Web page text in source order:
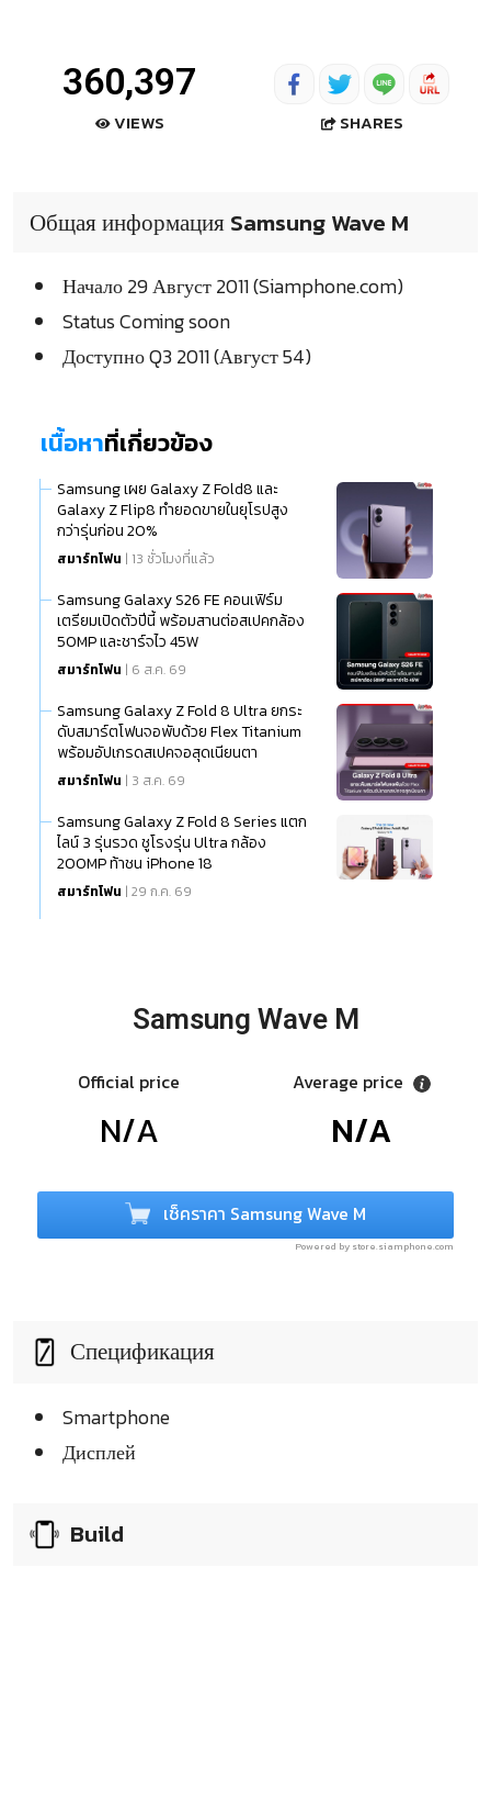
360,397
VIEWS SHARES
Общая информация Samsung Wave M
Начало 29 Август 2011 (Siamphone.com)
Status Coming soon
Доступно Q3 2011 (Август 54)
เนื้อหาที่เกี่ยวข้อง
Samsung เผย Galaxy Z Fold8 และ
Galaxy Z Flip8 ทำยอดขายในยุโรปสูง
กว่ารุ่นก่อน 20%
สมาร์ทโฟน | 13 ชั่วโมงที่แล้ว
Samsung Galaxy S26 FE คอนเฟิร์ม
เตรียมเปิดตัวปีนี้ พร้อมสานต่อสเปคกล้อง
50MP และชาร์จไว 45W
สมาร์ทโฟน | 6 ส.ค. 69
Samsung Galaxy Z Fold 8 Ultra ยกระ
ดับสมาร์ตโฟนจอพับด้วย Flex Titanium
พร้อมอัปเกรดสเปคจอสุดเนียนตา
สมาร์ทโฟน | 3 ส.ค. 69
Samsung Galaxy Z Fold 8 Series แตก
ไลน์ 3 รุ่นรวด ชูโรงรุ่น Ultra กล้อง
200MP ท้าชน iPhone 18
สมาร์ทโฟน | 29 ก.ค. 69
Samsung Wave M
Official price
N/A
Average price
N/A
เช็คราคา Samsung Wave M
Powered by store.siamphone.com
Спецификация
Smartphone
Дисплей
Build